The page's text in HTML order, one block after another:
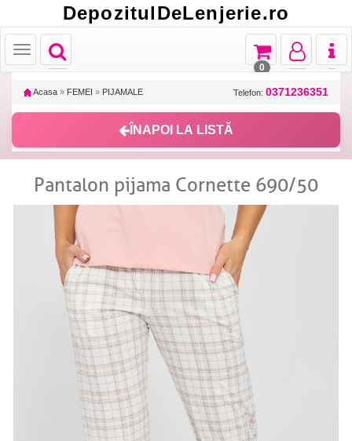
DepozitulDeLenjerie.ro
Toggle
navigation
Toggle
Toggle
navigation
Toggle
navigation
Toggle
navigation
0
Acasa » FEMEI » PIJAMALE Telefon: 0371236351
ÎNAPOI LA LISTĂ
Pantalon pijama Cornette 690/50